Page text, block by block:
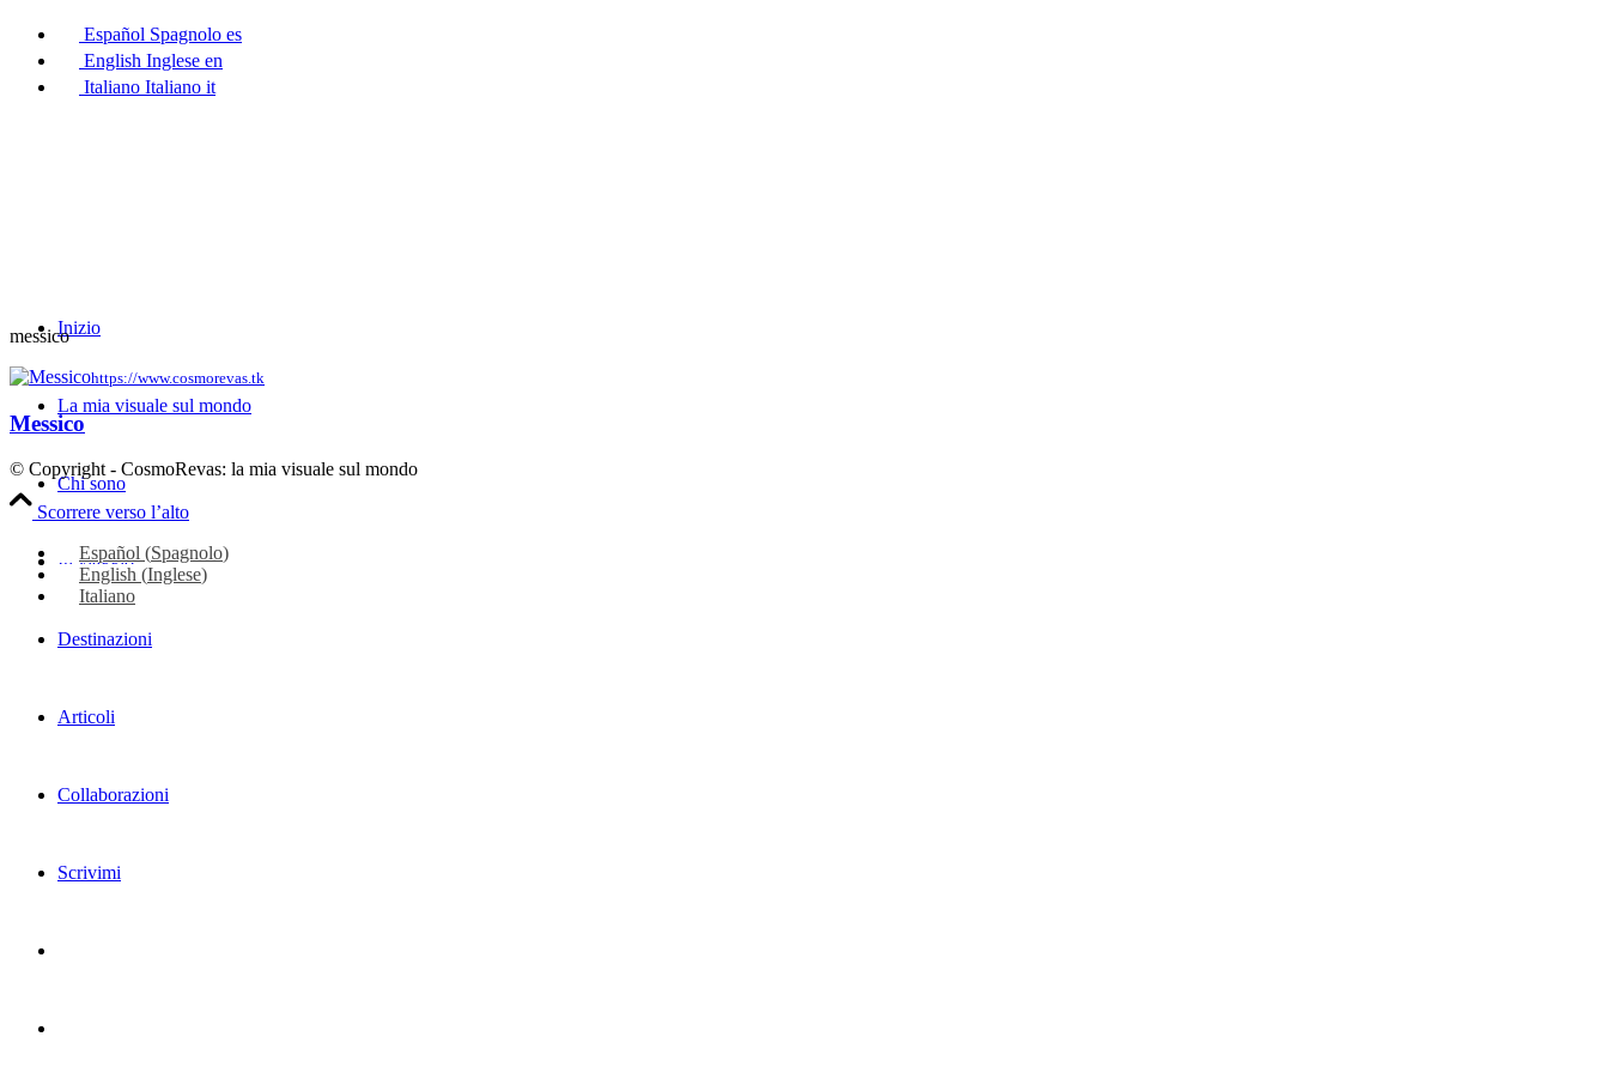
Español Spagnolo es
English Inglese en
Italiano Italiano it
Inizio
La mia visuale sul mondo
Chi sono
In viaggio
Destinazioni
Articoli
Collaborazioni
Scrivimi
messico
https://www.cosmorevas.tk
Messico
© Copyright - CosmoRevas: la mia visuale sul mondo
Scorrere verso l’alto
Español (Spagnolo)
English (Inglese)
Italiano